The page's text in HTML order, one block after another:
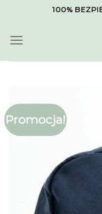
content
100%
Promocja!